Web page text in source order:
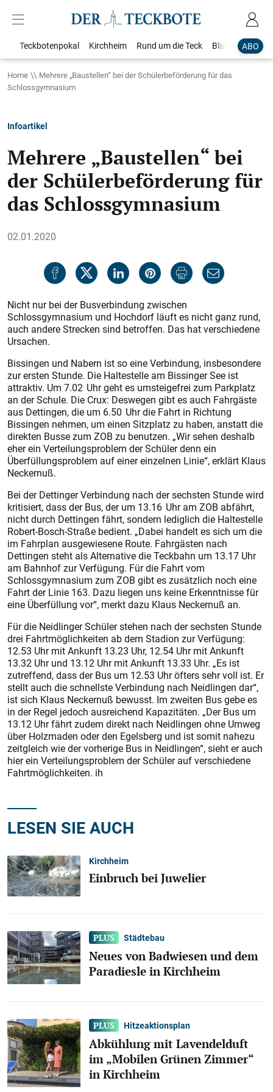
ABO
Teckbotenpokal Kirchheim Rund um die Teck Blaulicht
Home
Mehrere „Baustellen“ bei der Schülerbeförderung für das
Schlossgymnasium
Infoartikel
Mehrere „Baustellen“ bei
der Schülerbeförderung für
das Schlossgymnasium
02.01.2020
Nicht nur bei der Busverbindung zwischen
Schlossgymnasium und Hochdorf läuft es nicht ganz rund,
auch andere Strecken sind betroffen. Das hat verschiedene
Ursachen.
Bissingen und Nabern ist so eine Verbindung, insbesondere
zur ersten Stunde. Die Haltestelle am Bissinger See ist
attraktiv. Um 7.02 Uhr geht es umsteigefrei zum Parkplatz
an der Schule. Die Crux: Deswegen gibt es auch Fahrgäste
aus Dettingen, die um 6.50 Uhr die Fahrt in Richtung
Bissingen nehmen, um einen Sitzplatz zu haben, anstatt die
direkten Busse zum ZOB zu benutzen. „Wir sehen deshalb
eher ein Verteilungsproblem der Schüler denn ein
Überfüllungsproblem auf einer einzelnen Linie“, erklärt Klaus
Neckernuß.
Bei der Dettinger Verbindung nach der sechsten Stunde wird
kritisiert, dass der Bus, der um 13.16 Uhr am ZOB abfährt,
nicht durch Dettingen fährt, sondern lediglich die Haltestelle
Robert-Bosch-Straße bedient. „Dabei handelt es sich um die
im Fahrplan ausgewiesene Route. Fahrgästen nach
Dettingen steht als Alternative die Teckbahn um 13.17 Uhr
am Bahnhof zur Verfügung. Für die Fahrt vom
Schlossgymnasium zum ZOB gibt es zusätzlich noch eine
Fahrt der Linie 163. Dazu liegen uns keine Erkenntnisse für
eine Überfüllung vor“, merkt dazu Klaus Neckernuß an.
Für die Neidlinger Schüler stehen nach der sechsten Stunde
drei Fahrtmöglichkeiten ab dem Stadion zur Verfügung:
12.53 Uhr mit Ankunft 13.23 Uhr, 12.54 Uhr mit Ankunft
13.32 Uhr und 13.12 Uhr mit Ankunft 13.33 Uhr. „Es ist
zutreffend, dass der Bus um 12.53 Uhr öfters sehr voll ist. Er
stellt auch die schnellste Verbindung nach Neidlingen dar“,
ist sich Klaus Neckernuß bewusst. Im zweiten Bus gebe es
in der Regel jedoch ausreichend Kapazitäten. „Der Bus um
13.12 Uhr fährt zudem direkt nach Neidlingen ohne Umweg
über Holzmaden oder den Egelsberg und ist somit nahezu
zeitgleich wie der vorherige Bus in Neidlingen“, sieht er auch
hier ein Verteilungsproblem der Schüler auf verschiedene
Fahrtmöglichkeiten. ih
LESEN SIE AUCH
Kirchheim
Einbruch bei Juwelier
Städtebau
Neues von Badwiesen und dem
Paradiesle in Kirchheim
Hitzeaktionsplan
Abkühlung mit Lavendelduft
im „Mobilen Grünen Zimmer“
in Kirchheim